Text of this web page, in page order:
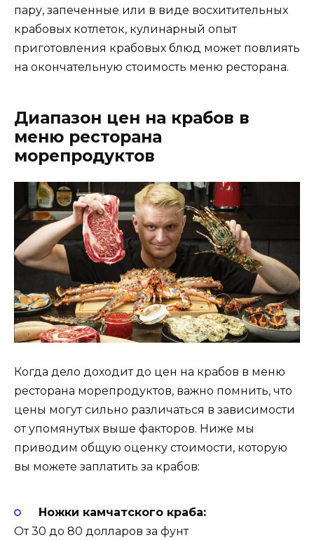
пару, запеченные или в виде восхитительных
крабовых котлеток, кулинарный опыт
приготовления крабовых блюд может повлиять
на окончательную стоимость меню ресторана.
Диапазон цен на крабов в
меню ресторана
морепродуктов
Когда дело доходит до цен на крабов в меню
ресторана морепродуктов, важно помнить, что
цены могут сильно различаться в зависимости
от упомянутых выше факторов. Ниже мы
приводим общую оценку стоимости, которую
вы можете заплатить за крабов:
Ножки камчатского краба:
От 30 до 80 долларов за фунт